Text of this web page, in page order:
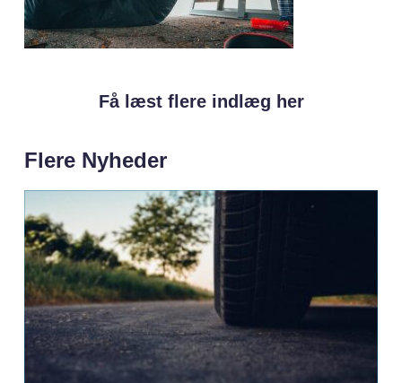
Få læst flere indlæg her
Flere Nyheder